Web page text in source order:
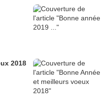
2018